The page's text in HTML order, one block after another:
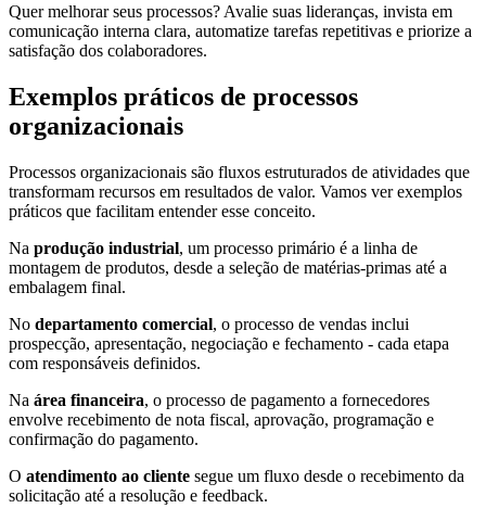
Quer melhorar seus processos? Avalie suas lideranças, invista em
comunicação interna clara, automatize tarefas repetitivas e priorize a
satisfação dos colaboradores.
Exemplos práticos de processos
organizacionais
Processos organizacionais são fluxos estruturados de atividades que
transformam recursos em resultados de valor. Vamos ver exemplos
práticos que facilitam entender esse conceito.
Na produção industrial, um processo primário é a linha de
montagem de produtos, desde a seleção de matérias-primas até a
embalagem final.
No departamento comercial, o processo de vendas inclui
prospecção, apresentação, negociação e fechamento - cada etapa
com responsáveis definidos.
Na área financeira, o processo de pagamento a fornecedores
envolve recebimento de nota fiscal, aprovação, programação e
confirmação do pagamento.
O atendimento ao cliente segue um fluxo desde o recebimento da
solicitação até a resolução e feedback.